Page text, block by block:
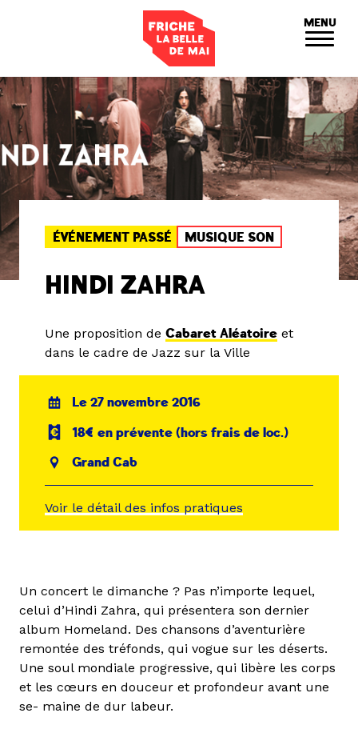
MENU
ÉVÉNEMENT PASSÉ MUSIQUE SON
HINDI ZAHRA
Une proposition de Cabaret Aléatoire et
dans le cadre de Jazz sur la Ville
Le 27 novembre 2016
18€ en prévente (hors frais de loc.)
Grand Cab
Voir le détail des infos pratiques
Un concert le dimanche ? Pas n’importe lequel,
celui d’Hindi Zahra, qui présentera son dernier
album Homeland. Des chansons d’aventurière
remontée des tréfonds, qui vogue sur les déserts.
Une soul mondiale progressive, qui libère les corps
et les cœurs en douceur et profondeur avant une
se- maine de dur labeur.
Panneau de gestion des cookies